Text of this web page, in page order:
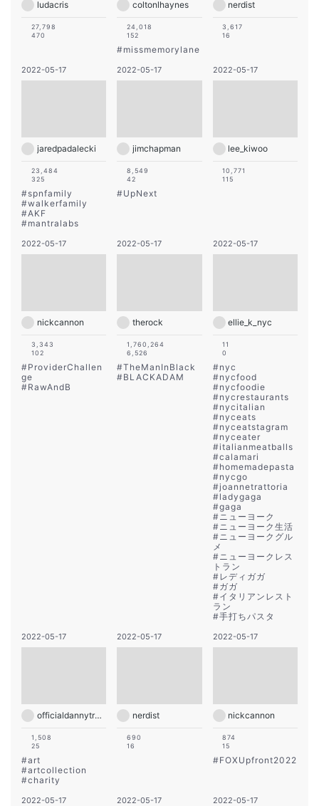
ludacris
27,798
470
coltonlhaynes
24,018
152
#missmemorylane
nerdist
3,617
16
2022-05-17
jaredpadalecki
23,484
325
#spnfamily
#walkerfamily
#AKF
#mantralabs
2022-05-17
jimchapman
8,549
42
#UpNext
2022-05-17
lee_kiwoo
10,771
115
2022-05-17
nickcannon
3,343
102
#ProviderChallen
ge
#RawAndB
2022-05-17
therock
1,760,264
6,526
#TheManInBlack
#BLACKADAM
2022-05-17
ellie_k_nyc
11
0
#nyc
#nycfood
#nycfoodie
#nycrestaurants
#nycitalian
#nyceats
#nyceatstagram
#nyceater
#italianmeatballs
#calamari
#homemadepasta
#nycgo
#joannetrattoria
#ladygaga
#gaga
#ニューヨーク
#ニューヨーク生活
#ニューヨークグル
メ
#ニューヨークレス
トラン
#レディガガ
#ガガ
#イタリアンレスト
ラン
#手打ちパスタ
2022-05-17
officialdannytrejo
1,508
25
#art
#artcollection
#charity
2022-05-17
nerdist
690
16
2022-05-17
nickcannon
874
15
#FOXUpfront2022
2022-05-17 2022-05-17 2022-05-17